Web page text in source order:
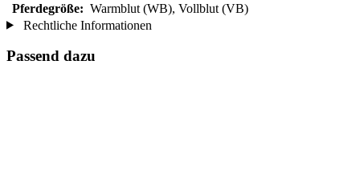
Pferdegröße: Warmblut (WB), Vollblut (VB)
Rechtliche Informationen
Passend dazu